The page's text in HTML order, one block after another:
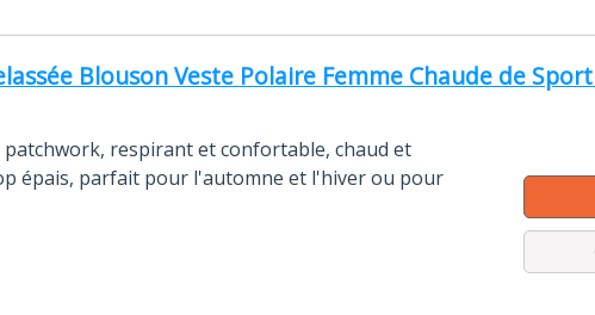
Blouson Veste Polaire Femme Chaude de Sport
respirant et confortable, chaud et
épais, parfait pour l'automne et l'hiver ou pour